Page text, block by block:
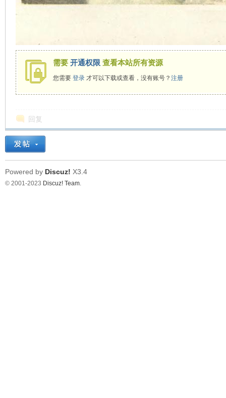
需要 开通权限 查看本站所有资源
您需要 登录才可以下载或查看，没有账号？ 注册
回复
Powered by Discuz! X3.4
© 2001-2023 Discuz! Team.